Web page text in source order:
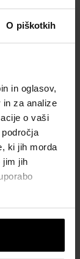
O piškotkih
in oglasov,
in za analize
o vaši
ki jih morda
jim jih